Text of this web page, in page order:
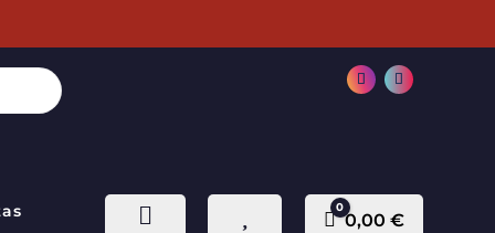
 Carro
0
0,00 €